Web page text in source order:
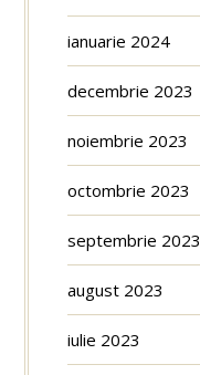
ianuarie 2024
decembrie 2023
noiembrie 2023
octombrie 2023
septembrie 2023
august 2023
iulie 2023